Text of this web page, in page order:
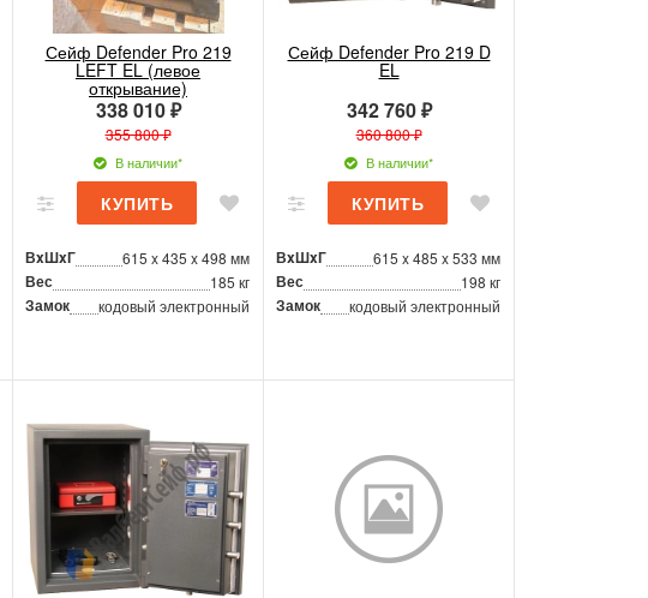
Сейф Defender Pro 219
LEFT EL (левое
открывание)
338 010 ₽
355 800 ₽
В наличии*
ВxШxГ 615 x 435 x 498 мм
Вес 185 кг
Замок кодовый электронный
Сейф Defender Pro 219 D
EL
342 760 ₽
360 800 ₽
В наличии*
ВxШxГ 615 x 485 x 533 мм
Вес 198 кг
Замок кодовый электронный